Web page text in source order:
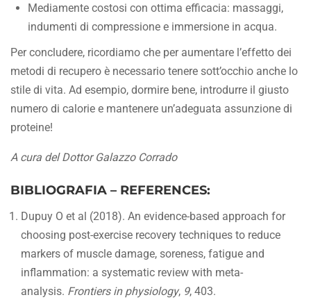
Mediamente costosi con ottima efficacia: massaggi,
indumenti di compressione e immersione in acqua.
Per concludere, ricordiamo che per aumentare l’effetto dei
metodi di recupero è necessario tenere sott’occhio anche lo
stile di vita. Ad esempio, dormire bene, introdurre il giusto
numero di calorie e mantenere un’adeguata assunzione di
proteine!
A cura del Dottor Galazzo Corrado
BIBLIOGRAFIA – REFERENCES:
Dupuy O et al (2018). An evidence-based approach for
choosing post-exercise recovery techniques to reduce
markers of muscle damage, soreness, fatigue and
inflammation: a systematic review with meta-
analysis. Frontiers in physiology, 9, 403.